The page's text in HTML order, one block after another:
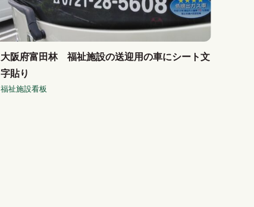
大阪府富田林 福祉施設の送迎用の車にシート文
字貼り
福祉施設看板